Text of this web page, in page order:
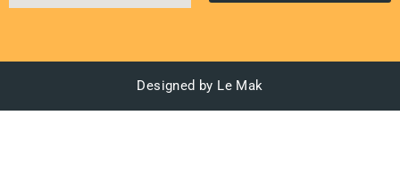
Designed by Le Mak